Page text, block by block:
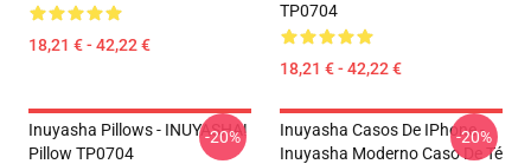
18,21 € - 42,22 €
TP0704
18,21 € - 42,22 €
Inuyasha Pillows - INUYASHA!
Pillow TP0704
-20%
Inuyasha Casos De IPhone -
Inuyasha Moderno Caso De Té
-20%